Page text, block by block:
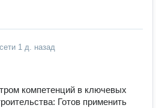
1 д. назад
компетенций в ключевых
Готов применить